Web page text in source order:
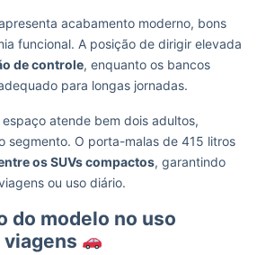
acabamento moderno, bons
funcional. A posição de dirigir elevada
de controle, enquanto os bancos
para longas jornadas.
atende bem dois adultos,
segmento. O porta-malas de 415 litros
os SUVs compactos, garantindo
ou uso diário.
do modelo no uso
viagens